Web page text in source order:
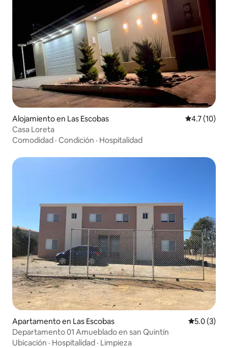
Alojamiento en Las Escobas Calificación
4.7 (10)
Casa Loreta
Comodidad · Condición · Hospitalidad
Apartamento en Las Escobas
5.0 (3)
Departamento 01 Amueblado en san Quintín
Ubicación · Hospitalidad · Limpieza